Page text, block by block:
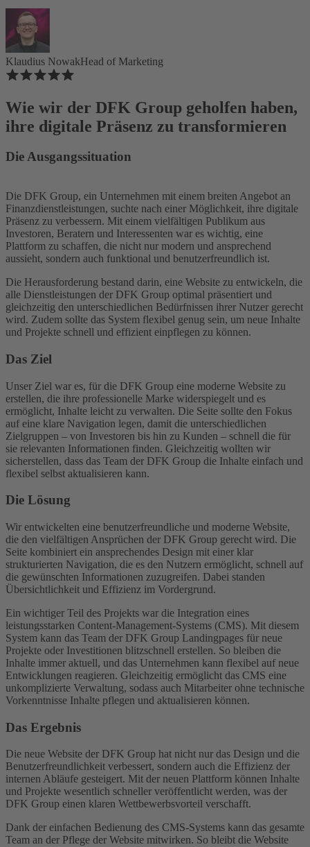
Klaudius Nowak
ihre digitale Präsenz zu transformieren
Finanzdienstleistungen, suchte nach einer Möglichkeit, ihre digitale
Präsenz zu verbessern. Mit einem vielfältigen Publikum aus
Investoren, Beratern und Interessenten war es wichtig, eine
Plattform zu schaffen, die nicht nur modern und ansprechend
aussieht, sondern auch funktional und benutzerfreundlich ist.
alle Dienstleistungen der DFK Group optimal präsentiert und
gleichzeitig den unterschiedlichen Bedürfnissen ihrer Nutzer gerecht
wird. Zudem sollte das System flexibel genug sein, um neue Inhalte
und Projekte schnell und effizient einpflegen zu können.
erstellen, die ihre professionelle Marke widerspiegelt und es
ermöglicht, Inhalte leicht zu verwalten. Die Seite sollte den Fokus
auf eine klare Navigation legen, damit die unterschiedlichen
Zielgruppen – von Investoren bis hin zu Kunden – schnell die für
sie relevanten Informationen finden. Gleichzeitig wollten wir
sicherstellen, dass das Team der DFK Group die Inhalte einfach und
flexibel selbst aktualisieren kann.
die den vielfältigen Ansprüchen der DFK Group gerecht wird. Die
Seite kombiniert ein ansprechendes Design mit einer klar
strukturierten Navigation, die es den Nutzern ermöglicht, schnell auf
die gewünschten Informationen zuzugreifen. Dabei standen
Übersichtlichkeit und Effizienz im Vordergrund.
leistungsstarken Content-Management-Systems (CMS). Mit diesem
System kann das Team der DFK Group Landingpages für neue
Projekte oder Investitionen blitzschnell erstellen. So bleiben die
Inhalte immer aktuell, und das Unternehmen kann flexibel auf neue
Entwicklungen reagieren. Gleichzeitig ermöglicht das CMS eine
unkomplizierte Verwaltung, sodass auch Mitarbeiter ohne technische
Vorkenntnisse Inhalte pflegen und aktualisieren können.
Benutzerfreundlichkeit verbessert, sondern auch die Effizienz der
internen Abläufe gesteigert. Mit der neuen Plattform können Inhalte
und Projekte wesentlich schneller veröffentlicht werden, was der
DFK Group einen klaren Wettbewerbsvorteil verschafft.
Team an der Pflege der Website mitwirken. So bleibt die Website
immer auf dem neuesten Stand und passt sich flexibel an die